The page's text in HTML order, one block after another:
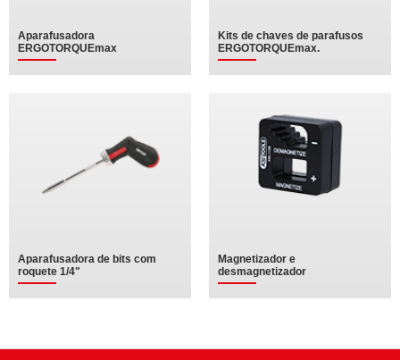
Aparafusadora
ERGOTORQUEmax
Kits de chaves de parafusos
ERGOTORQUEmax.
Aparafusadora de bits com
roquete 1/4"
Magnetizador e
desmagnetizador